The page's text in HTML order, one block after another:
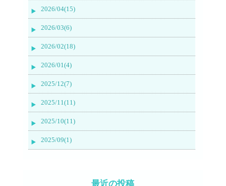
2026/04(15)
2026/03(6)
2026/02(18)
2026/01(4)
2025/12(7)
2025/11(11)
2025/10(11)
2025/09(1)
最近の投稿